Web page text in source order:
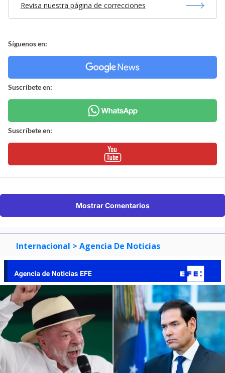
Revisa nuestra página de correcciones
Síguenos en:
Suscríbete en:
Suscríbete en:
Mostrar Comentarios
Internacional > Agencia De Noticias